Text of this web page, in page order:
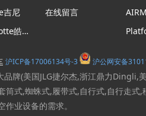
吉尼
法国haulotte皓乐特
在线留言
沪ICP备17006134号-3 沪公网安备
牌(美国JLG捷尔杰,浙江鼎力Dingli,
式,蜘蛛式,履带式,自行式,自行走式,
业设备的需求。